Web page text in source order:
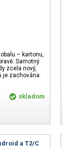
– kartonu,
Samotný
zcela nový,
je zachována.
skladom
a T2/C